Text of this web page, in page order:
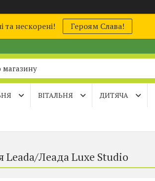
та нескорені! Героям Слава!
ВІТАЛЬНЯ ДИТЯЧА
Leada/Леада Luxe Studio